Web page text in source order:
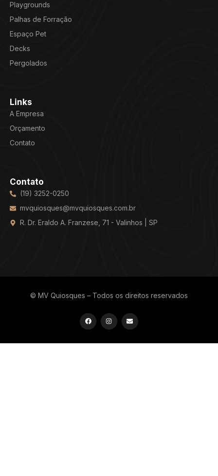
Playgrounds
Palhas de Forração
Espaço Pet
Decks
Pergolados
Links
A Empresa
Orçamento
Contato
Contato
(19) 3252-0250
mvquiosques@mvquiosques.com.br
R. Dr. Eraldo A. Franzese, 71 - Valinhos | SP
© MV Quiosques – Todos os direitos reservados